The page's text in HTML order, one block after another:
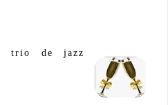
- trio de jazz